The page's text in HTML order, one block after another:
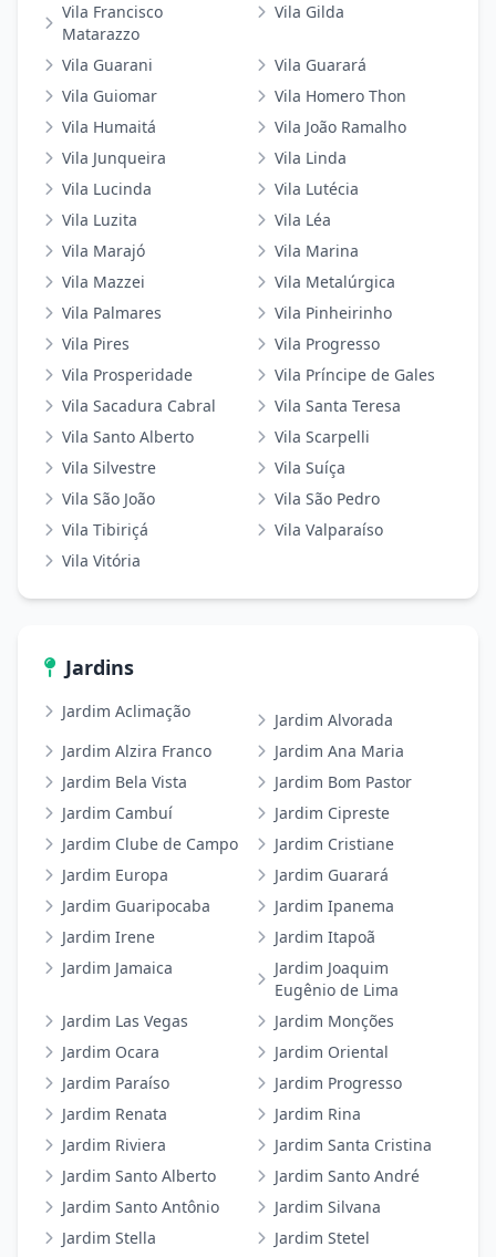
Vila Francisco
Matarazzo
Vila Gilda
Vila Guarani
Vila Guarará
Vila Guiomar
Vila Homero Thon
Vila Humaitá
Vila João Ramalho
Vila Junqueira
Vila Linda
Vila Lucinda
Vila Lutécia
Vila Luzita
Vila Léa
Vila Marajó
Vila Marina
Vila Mazzei
Vila Metalúrgica
Vila Palmares
Vila Pinheirinho
Vila Pires
Vila Progresso
Vila Prosperidade
Vila Príncipe de Gales
Vila Sacadura Cabral
Vila Santa Teresa
Vila Santo Alberto
Vila Scarpelli
Vila Silvestre
Vila Suíça
Vila São João
Vila São Pedro
Vila Tibiriçá
Vila Valparaíso
Vila Vitória
Jardins
Jardim Aclimação
Jardim Alvorada
Jardim Alzira Franco
Jardim Ana Maria
Jardim Bela Vista
Jardim Bom Pastor
Jardim Cambuí
Jardim Cipreste
Jardim Clube de Campo
Jardim Cristiane
Jardim Europa
Jardim Guarará
Jardim Guaripocaba
Jardim Ipanema
Jardim Irene
Jardim Itapoã
Jardim Jamaica
Jardim Joaquim
Eugênio de Lima
Jardim Las Vegas
Jardim Monções
Jardim Ocara
Jardim Oriental
Jardim Paraíso
Jardim Progresso
Jardim Renata
Jardim Rina
Jardim Riviera
Jardim Santa Cristina
Jardim Santo Alberto
Jardim Santo André
Jardim Santo Antônio
Jardim Silvana
Jardim Stella
Jardim Stetel